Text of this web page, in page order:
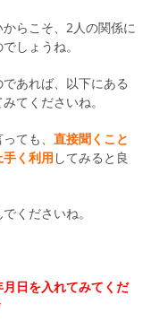
らこそ、2人の関係に
しょうね。
あれば、以下にある
てくださいね。
っても、直接聞くこと
く利用 してみると良
くださいね。
日を入れてみてくだ